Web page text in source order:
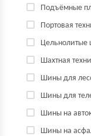
Подъёмные
Портовая
Цельнолитые
Шахтная
Шины для
Шины для
Шины на
Шины на